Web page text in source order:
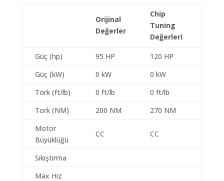
Orijinal
Değerler
Chip
Tuning
Değerleri
Güç (hp) 95 HP
120 HP
Güç (kW)
0 kW
0 kW
Tork (ft/lb)
0 ft/lb
0 ft/lb
Tork (NM)
200 NM
270 NM
Motor
Büyüklüğü
CC CC
Sıkıştırma
Max Hız